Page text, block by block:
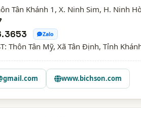
Tân Khánh 1, X. Ninh Sim, H. Ninh
Zalo
Thôn Tân Mỹ, Xã Tân Định, Tỉnh
www.bichson.com